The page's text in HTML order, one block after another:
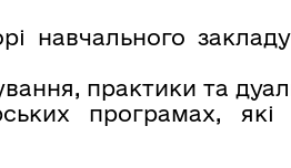
навчального
практики та
програмах, які